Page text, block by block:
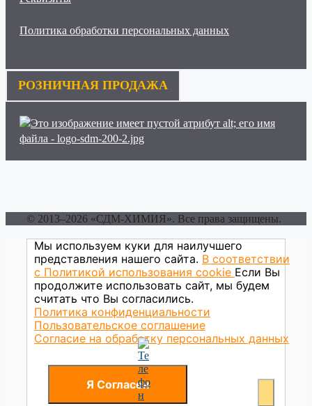
Политика обработки персональных данных
РОЗНИЧНАЯ ПРОДАЖА
© 2013–2026 «СДМ-ХИМИЯ». Все права защищены.
Мы используем куки для наилучшего
представления нашего сайта. В соответствии
с Политикой использования сookie Если Вы
продолжите использовать сайт, мы будем
считать что Вы согласились.
Политика конфиденциальности
Пользовательское соглашение
Согласие на обработку персональных данных
Я Согласен